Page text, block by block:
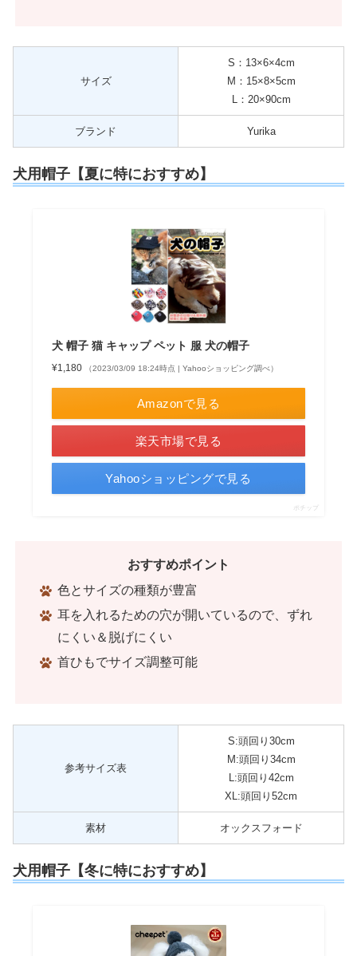
サイズ
S：13×6×4cm
M：15×8×5cm
L：20×90cm
ブランド Yurika
犬用帽子【夏に特におすすめ】
犬 帽子 猫 キャップ ペット 服 犬の帽子
¥1,180 （2023/03/09 18:24時点 | Yahooショッピング調べ）
Amazonで見る
楽天市場で見る
Yahooショッピングで見る
ポチップ
おすすめポイント
色とサイズの種類が豊富
耳を入れるための穴が開いているので、ずれ
にくい＆脱げにくい
首ひもでサイズ調整可能
参考サイズ表
S:頭回り30cm
M:頭回り34cm
L:頭回り42cm
XL:頭回り52cm
素材 オックスフォード
犬用帽子【冬に特におすすめ】